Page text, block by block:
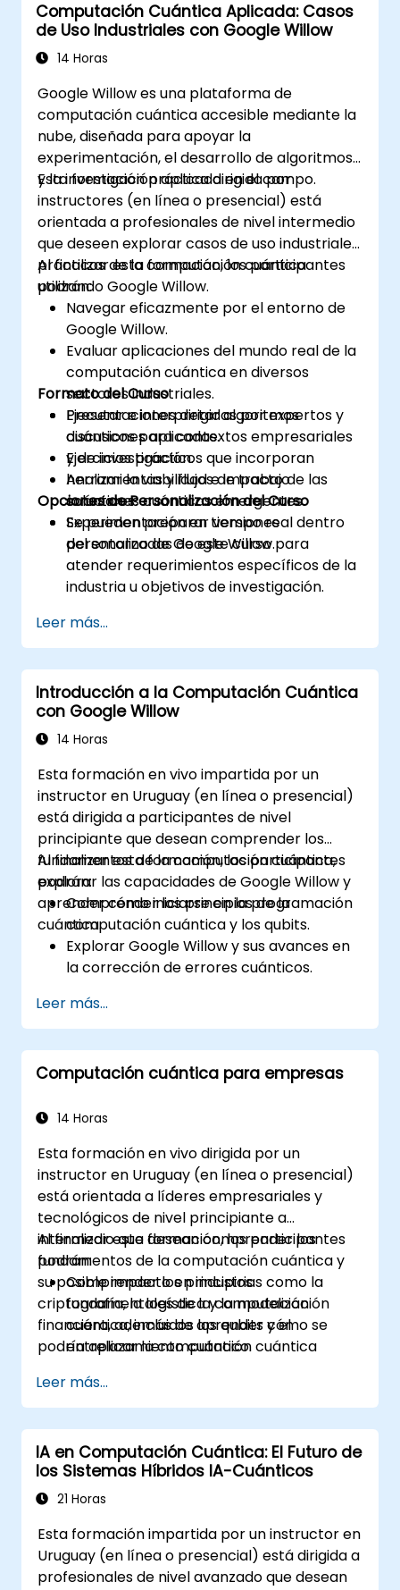
Computación Cuántica Aplicada: Casos
de Uso Industriales con Google Willow
14 Horas
Google Willow es una plataforma de
computación cuántica accesible mediante la
nube, diseñada para apoyar la
experimentación, el desarrollo de algoritmos
y la investigación aplicada en el campo.
Esta formación práctica dirigida por
instructores (en línea o presencial) está
orientada a profesionales de nivel intermedio
que deseen explorar casos de uso industriales
prácticos de la computación cuántica
utilizando Google Willow.
Al finalizar esta formación, los participantes
podrán:
Navegar eficazmente por el entorno de
Google Willow.
Evaluar aplicaciones del mundo real de la
computación cuántica en diversos
sectores industriales.
Ejecutar e interpretar algoritmos
cuánticos para contextos empresariales
y de investigación.
Analizar la viabilidad e impacto de las
soluciones cuánticas emergentes.
Formato del Curso
Presentaciones dirigidas por expertos y
discusiones aplicadas.
Ejercicios prácticos que incorporan
herramientas y flujos de trabajo
cuánticos.
Experimentación en tiempo real dentro
del entorno de Google Willow.
Opciones de Personalización del Curso
Se pueden preparar versiones
personalizadas de este curso para
atender requerimientos específicos de la
industria u objetivos de investigación.
Leer más...
Introducción a la Computación Cuántica
con Google Willow
14 Horas
Esta formación en vivo impartida por un
instructor en Uruguay (en línea o presencial)
está dirigida a participantes de nivel
principiante que desean comprender los
fundamentos de la computación cuántica,
explorar las capacidades de Google Willow y
aprender cómo iniciarse en la programación
cuántica.
Al finalizar esta formación, los participantes
podrán:
Comprender los principios de la
computación cuántica y los qubits.
Explorar Google Willow y sus avances en
la corrección de errores cuánticos.
básicos utilizando Qiskit.
Identificar aplicaciones del mundo real de
la computación cuántica.
Leer más...
Computación cuántica para empresas
14 Horas
Esta formación en vivo dirigida por un
instructor en Uruguay (en línea o presencial)
está orientada a líderes empresariales y
tecnológicos de nivel principiante a
intermedio que desean comprender los
fundamentos de la computación cuántica y
su posible impacto en industrias como la
criptografía, la logística y la modelización
financiera, además de aprender cómo se
podría aplicar la computación cuántica
Al finalizar esta formación, los participantes
podrán:
Comprender los principios
fundamentales de la computación
cuántica, incluidos los qubits y el
entrelazamiento cuántico.
computación cuántica en criptografía,
logística y modelización financiera.
Obtener una visión clara de las
limitaciones actuales y los futuros
desarrollos de la tecnología cuántica.
Reconocer los conceptos básicos de los
desafíos empresariales.
Leer más...
IA en Computación Cuántica: El Futuro de
los Sistemas Híbridos IA-Cuánticos
21 Horas
Esta formación impartida por un instructor en
Uruguay (en línea o presencial) está dirigida a
profesionales de nivel avanzado que desean